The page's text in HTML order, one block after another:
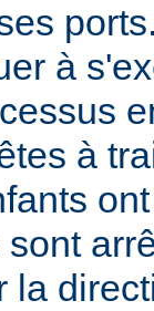
à
à
la